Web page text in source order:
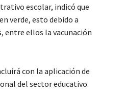
escolar, indicó que
verde, esto debido a
entre ellos la vacunación
con la aplicación de
del sector educativo.